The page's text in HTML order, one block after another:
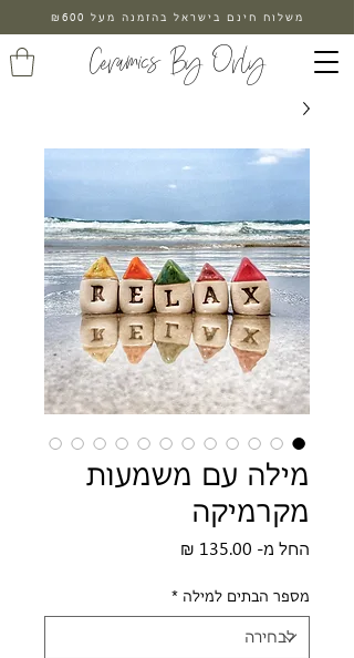
משלוח חינם בישראל בהזמנה מעל ₪600
Ceramics By Orly
מילה עם משמעות
מקרמיקה
החל מ- 135.00 ₪
מספר הבתים למילה *